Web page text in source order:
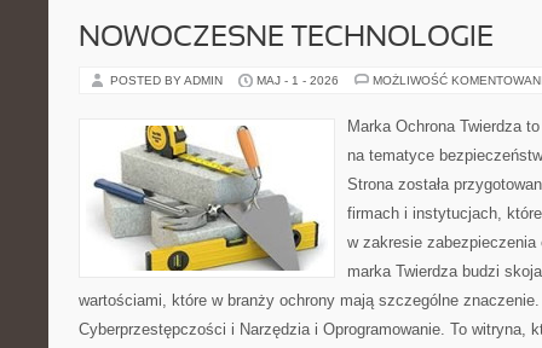
NOWOCZESNE TECHNOLOGIE
POSTED BY ADMIN MAJ - 1 - 2026 MOŻLIWOŚĆ
Marka Ochrona Twierdza
na tematyce
Strona została
firmach i instytucjach,
w zakresie
marka Twierdza budzi
wartościami, które w branży ochrony mają szczególne
Cyberprzestępczości i Narzędzia i Oprogramowanie. To witryna,